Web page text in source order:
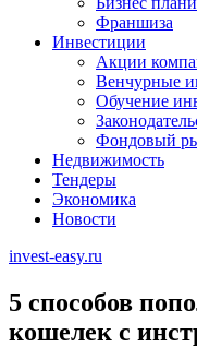
Франшиза
Инвестиции
Акции
Венчурные
Обучение
Фондовый
Недвижимость
Тендеры
Экономика
Новости
invest-easy.ru
5 способов
кошелек с